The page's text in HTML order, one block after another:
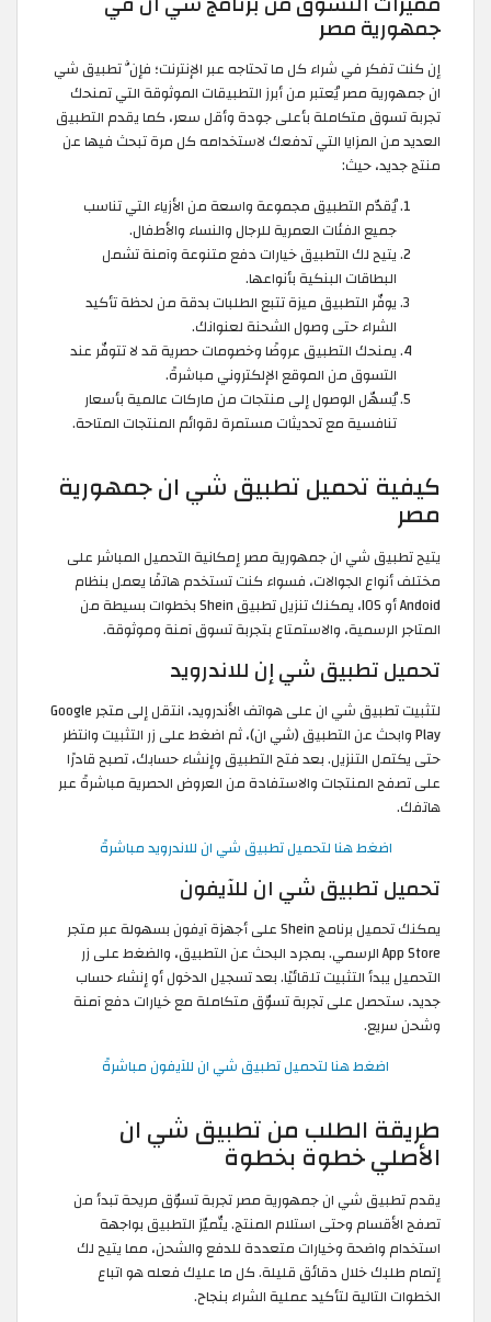
جمهورية مصر
إن كنت تفكر في شراء كل ما تحتاجه عبر الإنترنت؛ فإنَّ تطبيق شي
ان جمهورية مصر يُعتبر من أبرز التطبيقات الموثوقة التي تمنحك
تجربة تسوق متكاملة بأعلى جودة وأقل سعر، كما يقدم التطبيق
العديد من المزايا التي تدفعك لاستخدامه كل مرة تبحث فيها عن
منتج جديد، حيث:
يُقدّم التطبيق مجموعة واسعة من الأزياء التي تناسب
جميع الفئات العمرية للرجال والنساء والأطفال.
يتيح لك التطبيق خيارات دفع متنوعة وآمنة تشمل
البطاقات البنكية بأنواعها.
يوفّر التطبيق ميزة تتبع الطلبات بدقة من لحظة تأكيد
الشراء حتى وصول الشحنة لعنوانك.
يمنحك التطبيق عروضًا وخصومات حصرية قد لا تتوفّر عند
التسوق من الموقع الإلكتروني مباشرةً.
يُسهّل الوصول إلى منتجات من ماركات عالمية بأسعار
تنافسية مع تحديثات مستمرة لقوائم المنتجات المتاحة.
كيفية تحميل تطبيق شي ان جمهورية
مصر
يتيح تطبيق شي ان جمهورية مصر إمكانية التحميل المباشر على
مختلف أنواع الجوالات، فسواء كنت تستخدم هاتفًا يعمل بنظام
Andoid أو IOS، يمكنك تنزيل تطبيق Shein بخطوات بسيطة من
المتاجر الرسمية، والاستمتاع بتجربة تسوق آمنة وموثوقة.
تحميل تطبيق شي إن للاندرويد
لتثبيت تطبيق شي ان على هواتف الأندرويد، انتقل إلى متجر Google
Play وابحث عن التطبيق (شي ان)، ثم اضغط على زر التثبيت وانتظر
حتى يكتمل التنزيل. بعد فتح التطبيق وإنشاء حسابك، تصبح قادرًا
على تصفح المنتجات والاستفادة من العروض الحصرية مباشرةً عبر
هاتفك.
اضغط هنا لتحميل تطبيق شي ان للاندرويد مباشرةً
تحميل تطبيق شي ان للآيفون
يمكنك تحميل برنامج Shein على أجهزة آيفون بسهولة عبر متجر
App Store الرسمي. بمجرد البحث عن التطبيق، والضغط على زر
التحميل يبدأ التثبيت تلقائيًا. بعد تسجيل الدخول أو إنشاء حساب
جديد، ستحصل على تجربة تسوّق متكاملة مع خيارات دفع آمنة
وشحن سريع.
اضغط هنا لتحميل تطبيق شي ان للآيفون مباشرةً
طريقة الطلب من تطبيق شي ان
الأصلي خطوة بخطوة
يقدم تطبيق شي ان جمهورية مصر تجربة تسوّق مريحة تبدأ من
تصفح الأقسام وحتى استلام المنتج. يتّميّز التطبيق بواجهة
استخدام واضحة وخيارات متعددة للدفع والشحن، مما يتيح لك
إتمام طلبك خلال دقائق قليلة. كل ما عليك فعله هو اتباع
الخطوات التالية لتأكيد عملية الشراء بنجاح.